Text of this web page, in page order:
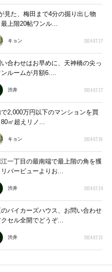
見た、梅田まで4分の掘り出し物
上階20帖ワンル...
キョン 2024.07.27
い合わせはお早めに、天神橋の尖っ
ンルームが月額6....
渋井 2024.07.27
2,000万円以下のマンションを買
80㎡超えリノ...
キョン 2024.07.26
一丁目の最南端で最上階の角を獲
リバービューよりお...
渋井 2024.07.24
バイカーズハウス、お問い合わせ
クセル全開でどうぞ...
渋井 2024.07.23